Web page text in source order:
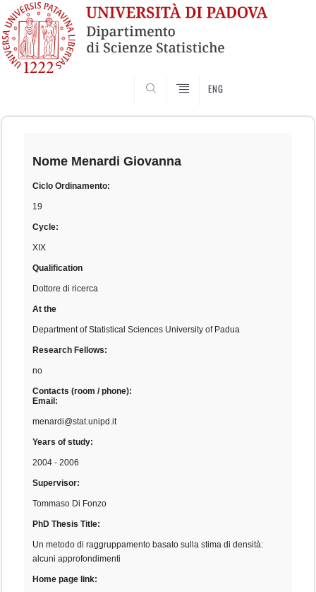
ENG
Skip
Nome Menardi Giovanna
Ciclo Ordinamento:
19
Cycle:
XIX
Qualification
Dottore di ricerca
At the
Department of Statistical Sciences University of Padua
Research Fellows:
no
Contacts (room / phone):
Email:
menardi@stat.unipd.it
Years of study:
2004 - 2006
Supervisor:
Tommaso Di Fonzo
PhD Thesis Title:
Un metodo di raggruppamento basato sulla stima di densità:
alcuni approfondimenti
Home page link: